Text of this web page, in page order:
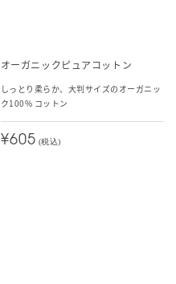
オーガニックピュアコットン
しっとり柔らか、大判サイズのオーガニッ
ク100% コットン
¥605 (税込)